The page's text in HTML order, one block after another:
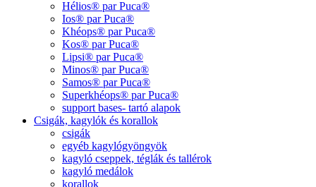
Hélios® par Puca®
Ios® par Puca®
Khéops® par Puca®
Kos® par Puca®
Lipsi® par Puca®
Minos® par Puca®
Samos® par Puca®
Superkhéops® par Puca®
support bases- tartó alapok
Csigák, kagylók és korallok
csigák
egyéb kagylógyöngyök
kagyló cseppek, téglák és tallérok
kagyló medálok
korallok